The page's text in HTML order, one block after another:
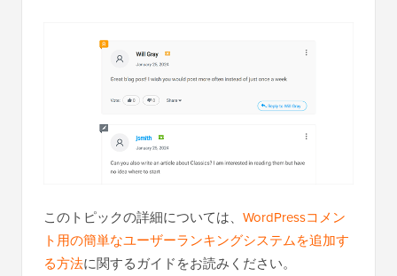
このトピックの詳細については、 WordPressコメン
ト用の簡単なユーザーランキングシステムを追加す
る方法に関するガイドをお読みください。